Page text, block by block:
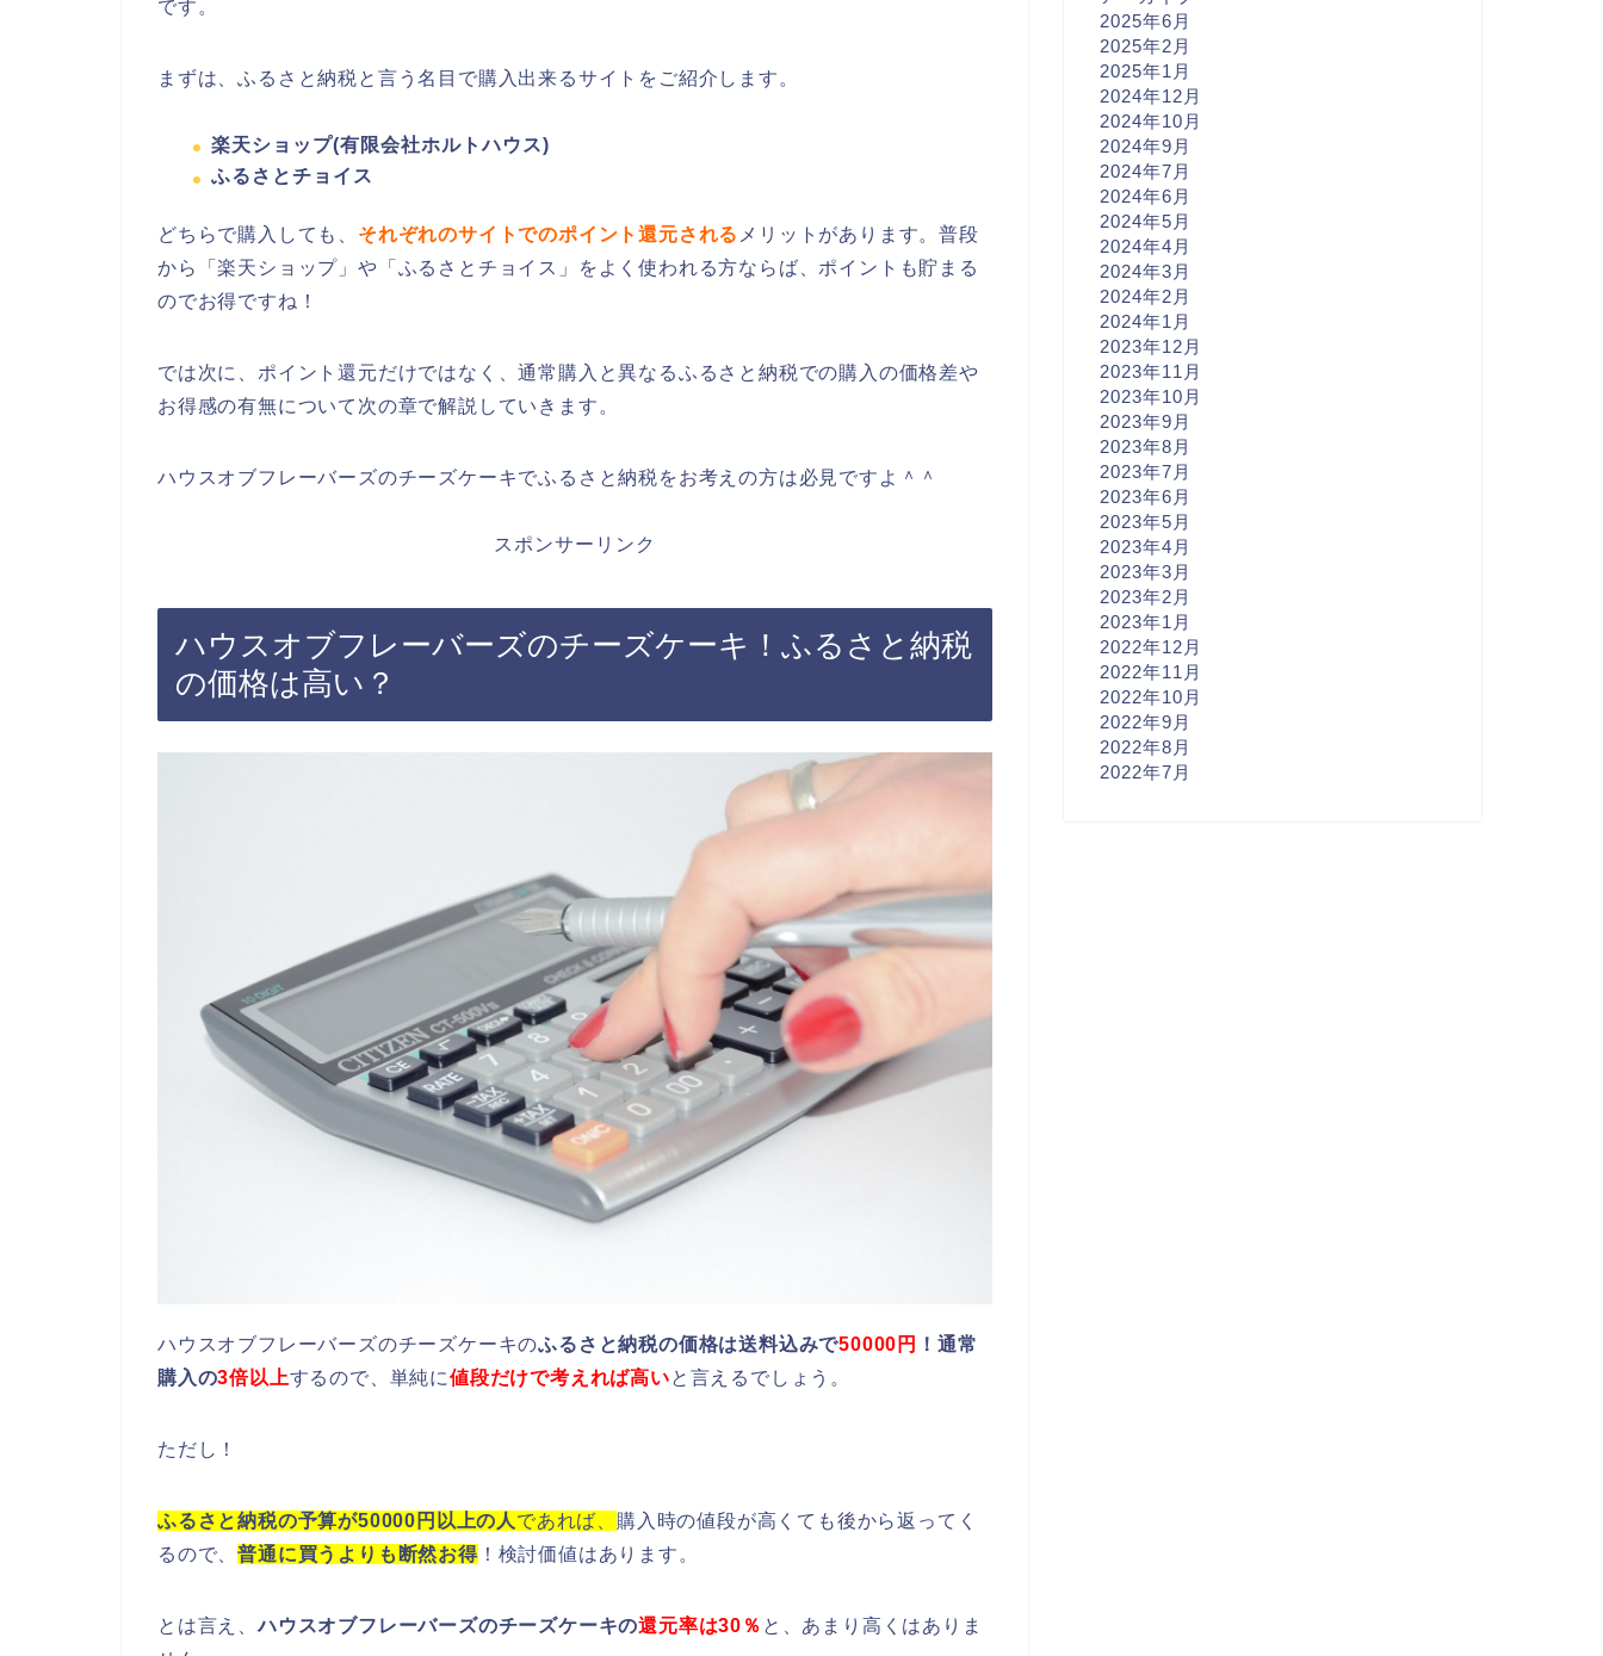
です。
まずは、ふるさと納税と言う名目で購入出来るサイトをご紹介します。
楽天ショップ(有限会社ホルトハウス)
ふるさとチョイス
どちらで購入しても、 それぞれのサイトでのポイント還元される メリットがあります。普段
から「楽天ショップ」や「ふるさとチョイス」をよく使われる方ならば、ポイントも貯まる
のでお得ですね！
では次に、ポイント還元だけではなく、通常購入と異なるふるさと納税での購入の価格差や
お得感の有無について次の章で解説していきます。
ハウスオブフレーバーズのチーズケーキでふるさと納税をお考えの方は必見ですよ＾＾
スポンサーリンク
ハウスオブフレーバーズのチーズケーキ！ふるさと納税
の価格は高い？
ハウスオブフレーバーズのチーズケーキのふるさと納税の価格は送料込みで50000円
！通常
購入の3倍以上するので、 単純に値段だけで考えれば高いと言えるでしょう。
ただし！
ふるさと納税の予算が50000円以上の人 であれば、 購入時の値段が高くても後から返ってく
るので、普通に買うよりも断然お得！検討価値はあります。
とは言え、ハウスオブフレーバーズのチーズケーキの還元率は30％ と、あまり高くはありま
2025年6月
2025年2月
2025年1月
2024年12月
2024年10月
2024年9月
2024年7月
2024年6月
2024年5月
2024年4月
2024年3月
2024年2月
2024年1月
2023年12月
2023年11月
2023年10月
2023年9月
2023年8月
2023年7月
2023年6月
2023年5月
2023年4月
2023年3月
2023年2月
2023年1月
2022年12月
2022年11月
2022年10月
2022年9月
2022年8月
2022年7月